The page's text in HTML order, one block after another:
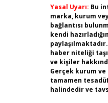
Yasal Uyarı: Bu
marka, kurum
bağlantısı
kendi
haber niteliği
ve kişiler
Gerçek kurum
tamamen
halindedir ve